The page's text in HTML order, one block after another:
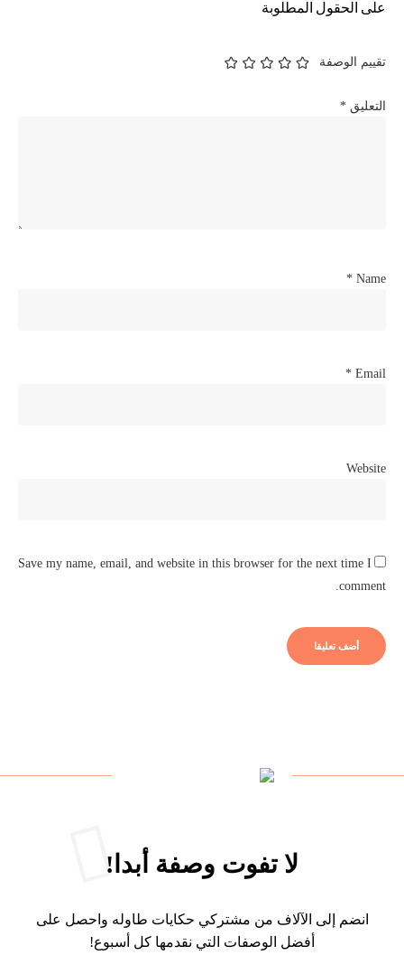
على الحقول المطلوبة
تقييم الوصفة
التعليق *
Name
*
Email
*
Website
Save my name, email, and website in this browser for the next time I
comment.
لا تفوت وصفة أبدا!
انضم إلى الآلاف من مشتركي حكايات طاوله واحصل على
أفضل الوصفات التي نقدمها كل أسبوع!